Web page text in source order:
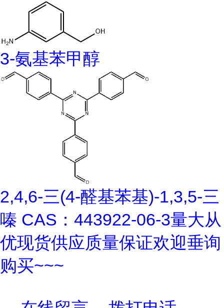
3-氨基苯甲醇
2,4,6-三(4-醛基苯基)-1,3,5-三
嗪 CAS：443922-06-3量大从
优现货供应质量保证欢迎垂询
购买~~~